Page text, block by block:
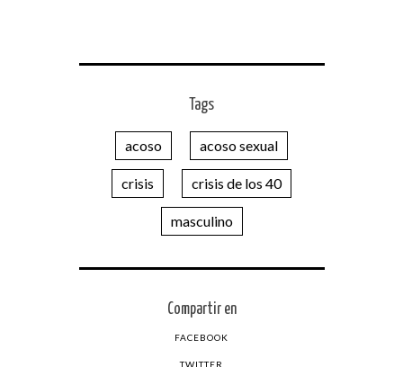
Tags
acoso acoso sexual
crisis crisis de los 40
masculino
Compartir en
FACEBOOK
TWITTER